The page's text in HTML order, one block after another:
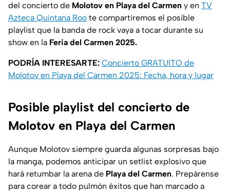
del concierto de Molotov en Playa del Carmen y en TV
Azteca Quintana Roo te compartiremos el posible
playlist que la banda de rock vaya a tocar durante su
show en la Feria del Carmen 2025.
PODRÍA INTERESARTE: Concierto GRATUITO de
Molotov en Playa del Carmen 2025: Fecha, hora y lugar
Posible playlist del concierto de
Molotov en Playa del Carmen
Aunque Molotov siempre guarda algunas sorpresas bajo
la manga, podemos anticipar un setlist explosivo que
hará retumbar la arena de Playa del Carmen. Prepárense
para corear a todo pulmón éxitos que han marcado a